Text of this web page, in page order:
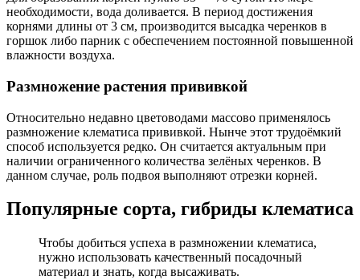
необходимости, вода доливается. В период достижения
корнями длины от 3 см, производится высадка черенков в
горшок либо парник с обеспечением постоянной повышенной
влажности воздуха.
Размножение растения прививкой
Относительно недавно цветоводами массово применялось
размножение клематиса прививкой. Нынче этот трудоёмкий
способ используется редко. Он считается актуальным при
наличии ограниченного количества зелёных черенков. В
данном случае, роль подвоя выполняют отрезки корней.
Популярные сорта, гибриды клематиса
Чтобы добиться успеха в размножении клематиса,
нужно использовать качественный посадочный
материал и знать, когда высаживать.